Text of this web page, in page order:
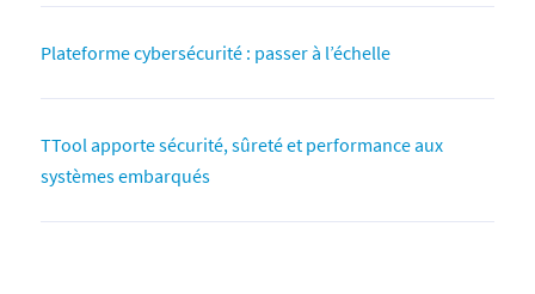
Plateforme cybersécurité : passer à l’échelle
TTool apporte sécurité, sûreté et performance aux
systèmes embarqués